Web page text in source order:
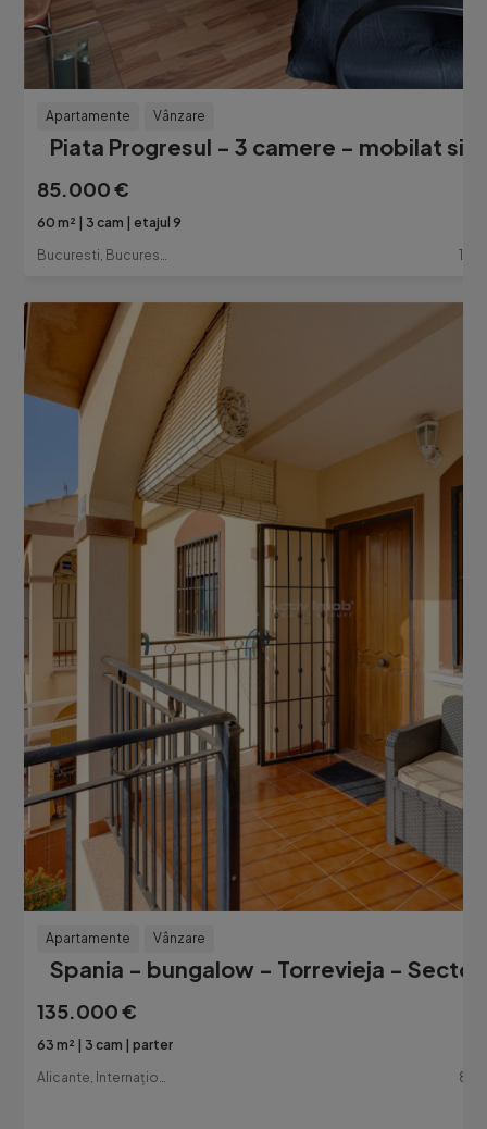
Apartamente Vânzare
Piata Progresul - 3 camere - mobilat si
85.000 €
60 m² 3 cam
etajul 9
1
Apartamente Vânzare
Spania - bungalow - Torrevieja - Sector
135.000 €
63 m² 3 cam
parter
8